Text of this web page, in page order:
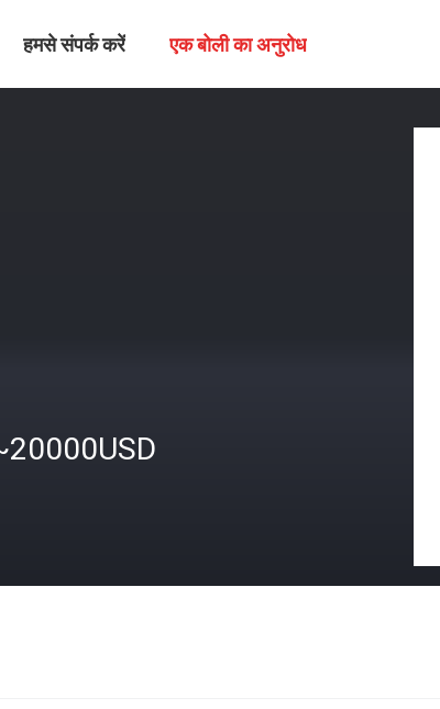
हमसे संपर्क करें एक बोली का अनुरोध